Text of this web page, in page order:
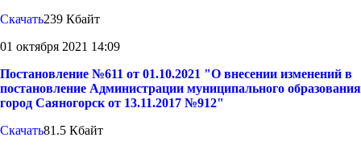
Скачать239 Кбайт
01 октября 2021 14:09
Постановление №611 от 01.10.2021 "О внесении изменений в
постановление Администрации муниципального образования
город Саяногорск от 13.11.2017 №912"
Скачать81.5 Кбайт